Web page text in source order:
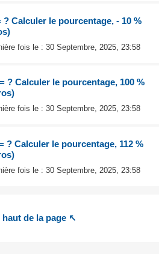
? Calculer le pourcentage, - 10 %
fois le : 30 Septembre, 2025, 23:58
? Calculer le pourcentage, 100 %
fois le : 30 Septembre, 2025, 23:58
? Calculer le pourcentage, 112 %
fois le : 30 Septembre, 2025, 23:58
haut de la page ↖